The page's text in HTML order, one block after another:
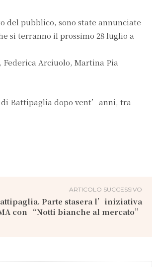
del pubblico, sono state annunciate
si terranno il prossimo 28 luglio a
Federica Arciuolo, Martina Pia
Battipaglia dopo vent’anni, tra
ARTICOLO SUCCESSIVO
Parte stasera l’iniziativa
con “Notti bianche al mercato”